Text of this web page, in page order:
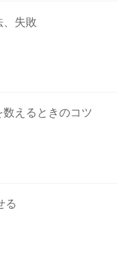
、失敗
えるときのコツ
る